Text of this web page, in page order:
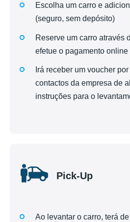
Escolha um carro e
(seguro, sem depósito)
Reserve um carro através
efetue o pagamento online
Irá receber um voucher
contactos da empresa de
instruções para o
Pick-Up
Ao levantar o carro, terá